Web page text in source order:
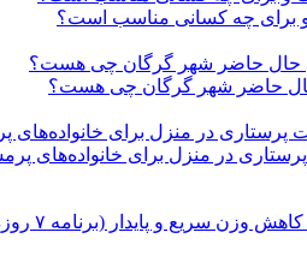
برای چه کسانی مناسب است؟
حال حاضر شهر گرگان چی هست؟
در منزل برای خانواده‌های
سریع و پایدار (برنامه ۷ روزه کامل)